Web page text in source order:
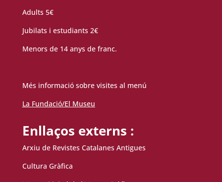
Adults 5€
Jubilats i estudiants 2€
Menors de 14 anys de franc.
Més informació sobre visites al menú
La Fundació/El Museu
Enllaços externs :
Arxiu de Revistes Catalanes Antigues
Cultura Gràfica